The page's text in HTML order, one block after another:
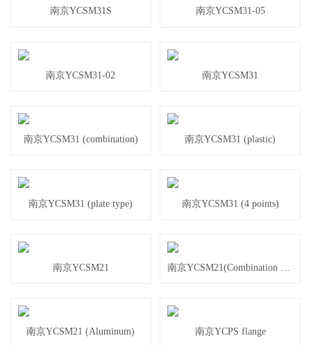
南京YCSM31S 南京YCSM31-05
南京YCSM31-02 南京YCSM31
南京YCSM31 (combination) 南京YCSM31 (plastic)
南京YCSM31 (plate type) 南京YCSM31 (4 points)
南京YCSM21
南京YCSM21 (Aluminum) 南京YCPS flange